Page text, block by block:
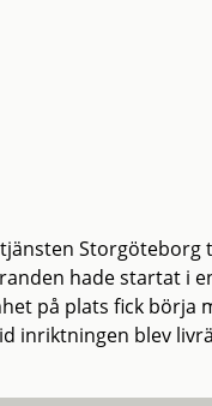
Storgöteborg
hade startat i
på plats fick börja
inriktningen blev